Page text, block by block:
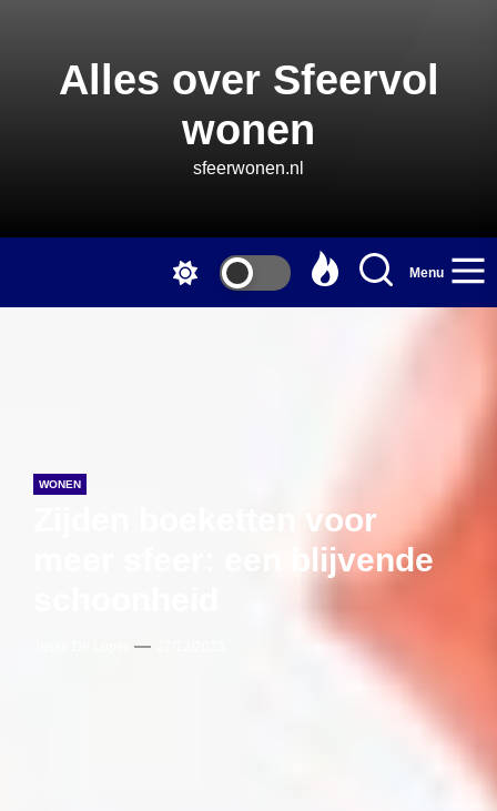
Alles over Sfeervol
wonen
sfeerwonen.nl
Menu
WONEN
Zijden boeketten voor
meer sfeer: een blijvende